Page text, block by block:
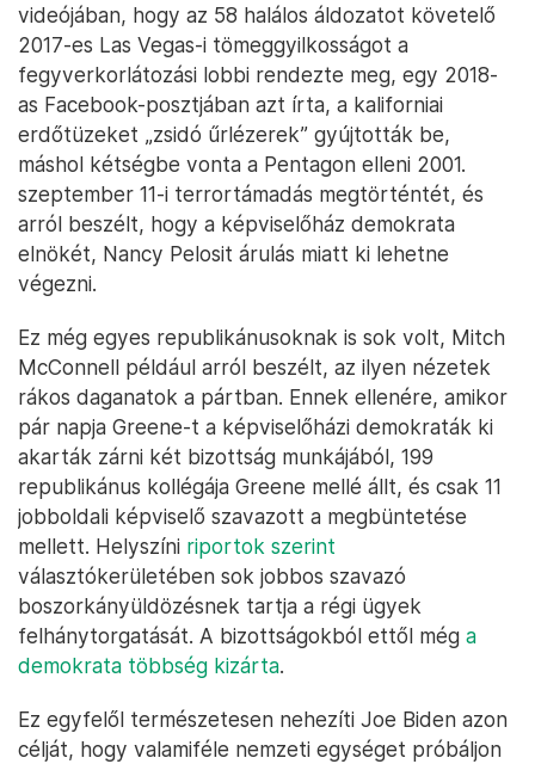
videójában, hogy az 58 halálos áldozatot követelő
2017-es Las Vegas-i tömeggyilkosságot a
fegyverkorlátozási lobbi rendezte meg, egy 2018-
as Facebook-posztjában azt írta, a kaliforniai
erdőtüzeket „zsidó űrlézerek” gyújtották be,
máshol kétségbe vonta a Pentagon elleni 2001.
szeptember 11-i terrortámadás megtörténtét, és
arról beszélt, hogy a képviselőház demokrata
elnökét, Nancy Pelosit árulás miatt ki lehetne
végezni.
Ez még egyes republikánusoknak is sok volt, Mitch
McConnell például arról beszélt, az ilyen nézetek
rákos daganatok a pártban. Ennek ellenére, amikor
pár napja Greene-t a képviselőházi demokraták ki
akarták zárni két bizottság munkájából, 199
republikánus kollégája Greene mellé állt, és csak 11
jobboldali képviselő szavazott a megbüntetése
mellett. Helyszíni riportok szerint
választókerületében sok jobbos szavazó
boszorkányüldözésnek tartja a régi ügyek
felhánytorgatását. A bizottságokból ettől még a
demokrata többség kizárta.
Ez egyfelől természetesen nehezíti Joe Biden azon
célját, hogy valamiféle nemzeti egységet próbáljon